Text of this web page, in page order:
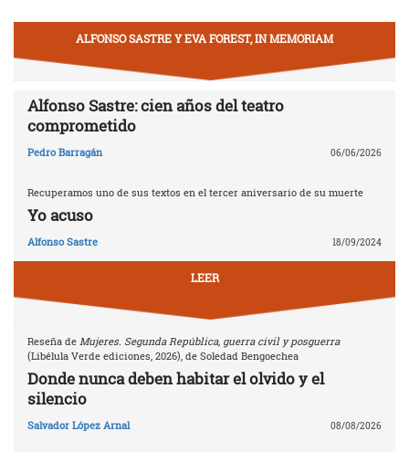
ALFONSO SASTRE Y EVA FOREST, IN MEMORIAM
Alfonso Sastre: cien años del teatro
comprometido
Pedro Barragán 06/06/2026
Recuperamos uno de sus textos en el tercer aniversario de su muerte
Yo acuso
Alfonso Sastre 18/09/2024
LEER
Reseña de Mujeres. Segunda República, guerra civil y posguerra
(Libélula Verde ediciones, 2026), de Soledad Bengoechea
Donde nunca deben habitar el olvido y el
silencio
Salvador López Arnal 08/08/2026